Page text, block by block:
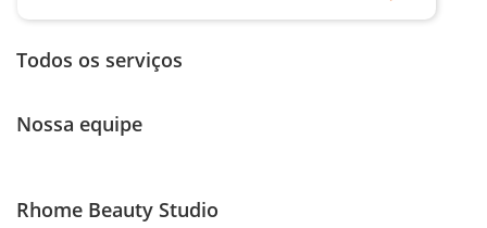
Todos os serviços
Nossa equipe
Rhome Beauty Studio